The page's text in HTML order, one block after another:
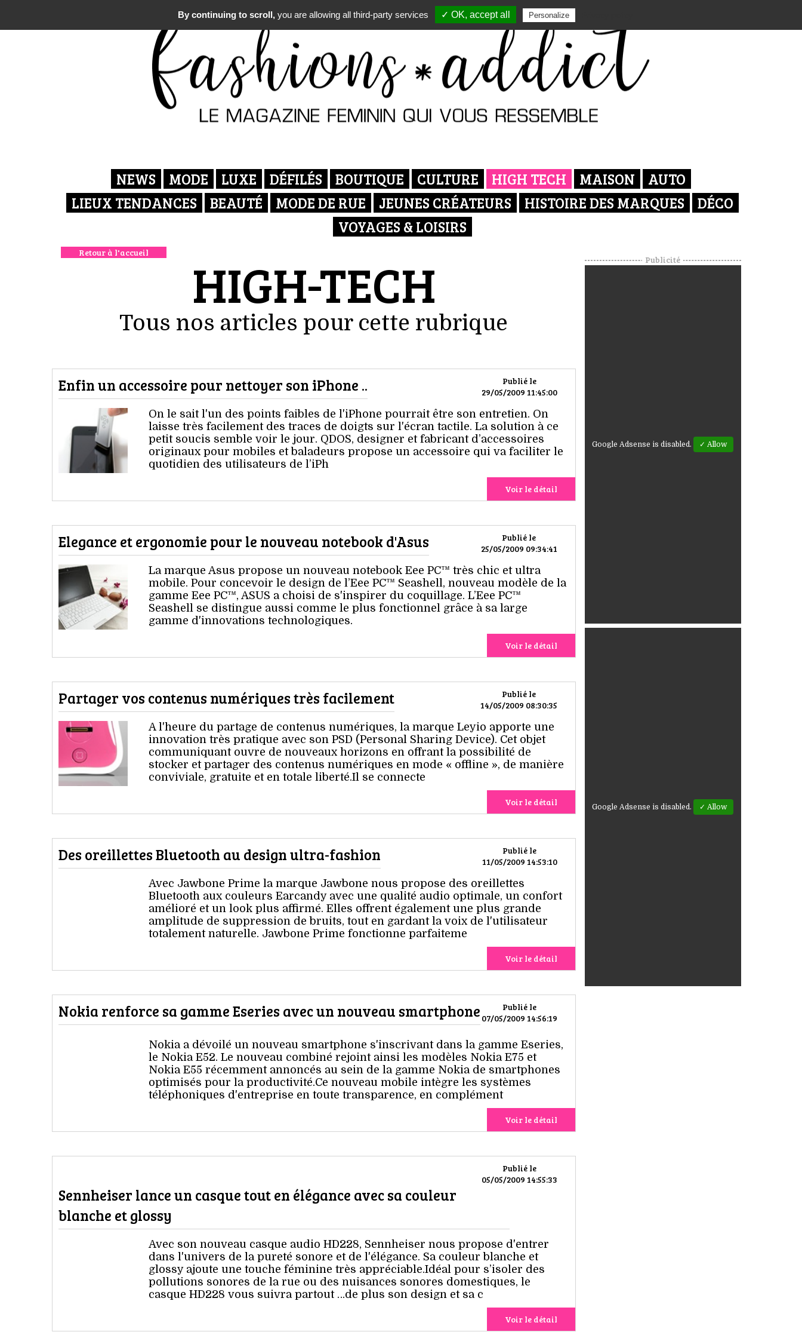
NEWS MODE LUXE DÉFILÉS BOUTIQUE CULTURE HIGH TECH MAISON
AUTO
LIEUX TENDANCES
BEAUTÉ MODE DE RUE JEUNES CRÉATEURS HISTOIRE DES MARQUES
DÉCO
VOYAGES & LOISIRS
Retour à l'accueil HIGH-TECH
Tous nos articles pour cette rubrique
Publié le
29/05/2009 11:45:00
Enfin un accessoire pour nettoyer son iPhone ..
On le sait l'un des points faibles de l'iPhone pourrait être son entretien. On
laisse très facilement des traces de doigts sur l'écran tactile. La solution à ce
petit soucis semble voir le jour. QDOS, designer et fabricant d’accessoires
originaux pour mobiles et baladeurs propose un accessoire qui va faciliter le
quotidien des utilisateurs de l’iPh
Voir le détail
Publié le
25/05/2009 09:34:41
Elegance et ergonomie pour le nouveau notebook d'Asus
La marque Asus propose un nouveau notebook Eee PC™ très chic et ultra
mobile. Pour concevoir le design de l’Eee PC™ Seashell, nouveau modèle de la
gamme Eee PC™, ASUS a choisi de s'inspirer du coquillage. L’Eee PC™
Seashell se distingue aussi comme le plus fonctionnel grâce à sa large
gamme d'innovations technologiques.
Voir le détail
Publié le
14/05/2009 08:30:35
Partager vos contenus numériques très facilement
A l'heure du partage de contenus numériques, la marque Leyio apporte une
innovation très pratique avec son PSD (Personal Sharing Device). Cet objet
communiquant ouvre de nouveaux horizons en offrant la possibilité de
stocker et partager des contenus numériques en mode « offline », de manière
conviviale, gratuite et en totale liberté.Il se connecte
Voir le détail
Publié le
11/05/2009 14:53:10
Des oreillettes Bluetooth au design ultra-fashion
Avec Jawbone Prime la marque Jawbone nous propose des oreillettes
Bluetooth aux couleurs Earcandy avec une qualité audio optimale, un confort
amélioré et un look plus affirmé. Elles offrent également une plus grande
amplitude de suppression de bruits, tout en gardant la voix de l'utilisateur
totalement naturelle. Jawbone Prime fonctionne parfaiteme
Voir le détail
Publié le
07/05/2009 14:56:19
Nokia renforce sa gamme Eseries avec un nouveau smartphone
Nokia a dévoilé un nouveau smartphone s'inscrivant dans la gamme Eseries,
le Nokia E52. Le nouveau combiné rejoint ainsi les modèles Nokia E75 et
Nokia E55 récemment annoncés au sein de la gamme Nokia de smartphones
optimisés pour la productivité.Ce nouveau mobile intègre les systèmes
téléphoniques d'entreprise en toute transparence, en complément
Voir le détail
Publié le
05/05/2009 14:55:33
Sennheiser lance un casque tout en élégance avec sa couleur
blanche et glossy
Avec son nouveau casque audio HD228, Sennheiser nous propose d'entrer
dans l'univers de la pureté sonore et de l'élégance. Sa couleur blanche et
glossy ajoute une touche féminine très appréciable.Idéal pour s’isoler des
pollutions sonores de la rue ou des nuisances sonores domestiques, le
casque HD228 vous suivra partout …de plus son design et sa c
Voir le détail
Publicité
Google Adsense is disabled. ✓ Allow
Google Adsense is disabled. ✓ Allow
By continuing to scroll, you are allowing all third-party services ✓ OK, accept all Personalize